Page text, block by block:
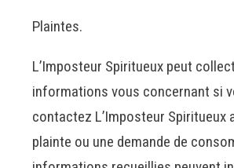
Plaintes.
L’Imposteur Spiritueux peut
informations vous concernant si
contactez L’Imposteur Spiritueux
plainte ou une demande de